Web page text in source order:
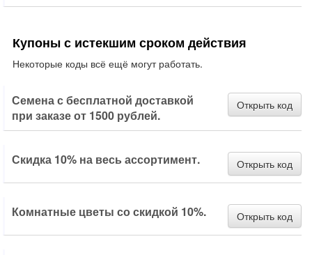
Купоны с истекшим сроком действия
Некоторые коды всё ещё могут работать.
Семена с бесплатной доставкой
при заказе от 1500 рублей.
Открыть код
Скидка 10% на весь ассортимент. Открыть код
Комнатные цветы со скидкой 10%. Открыть код